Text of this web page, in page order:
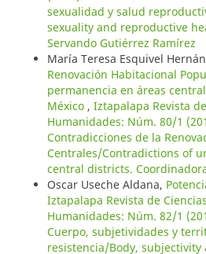
sexualidad y salud
sexuality and reproductive
Servando Gutiérrez Ramírez
María Teresa Esquivel
Renovación Habitacional
permanencia en áreas
México , Iztapalapa Revista
Humanidades: Núm. 80/1
Contradicciones de la
Centrales/Contradictions of
central districts.
Oscar Useche Aldana,
Iztapalapa Revista de
Humanidades: Núm. 82/1
Cuerpo, subjetividades y
resistencia/Body,